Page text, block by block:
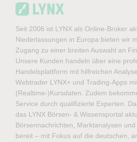
Seit 2006 ist LYNX als Online-Broker
Niederlassungen in Europa bieten wir
Zugang zu einer breiten Auswahl an
Unsere Kunden handeln über eine
Handelsplattform mit hilfreichen
Webtrader LYNX+ und Trading-Apps
(Realtime-)Kursdaten. Zudem
Service durch qualifizierte Experten.
das LYNX Börsen- & Wissensportal
Börsennachrichten, Marktanalysen
bereit – mit Fokus auf die deutschen,